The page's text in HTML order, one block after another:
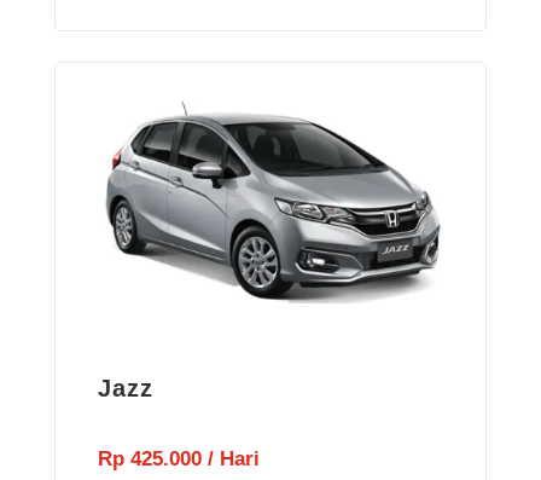
Jazz
Rp 425.000 / Hari